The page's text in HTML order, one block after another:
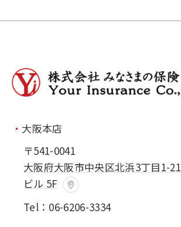
大阪本店
〒541-0041
大阪府大阪市中央区北浜3丁目1-21
ビル 5F
Tel： 06-6206-3334